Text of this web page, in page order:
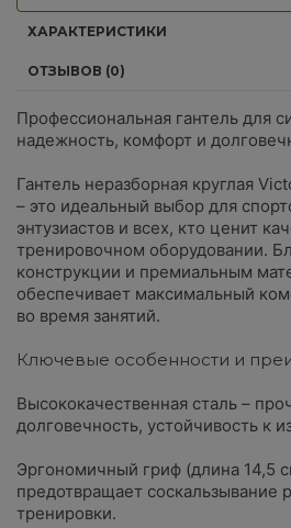
ХАРАКТЕРИСТИКИ
ОТЗЫВОВ (0)
Профессиональная гантель для
надежность, комфорт и
Гантель неразборная круглая
– это идеальный выбор для
энтузиастов и всех, кто ценит
тренировочном оборудовании.
конструкции и премиальным
обеспечивает максимальный
во время занятий.
Ключевые особенности и
Высококачественная сталь –
долговечность, устойчивость к
Эргономичный гриф (длина 14,5
предотвращает соскальзывание
тренировки.